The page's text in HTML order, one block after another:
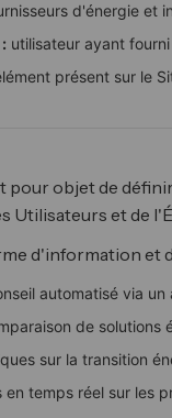
d'énergie et
utilisateur ayant
présent sur le
pour objet de
Utilisateurs et de
d'information et
automatisé via
de
sur la transition
en temps réel sur les